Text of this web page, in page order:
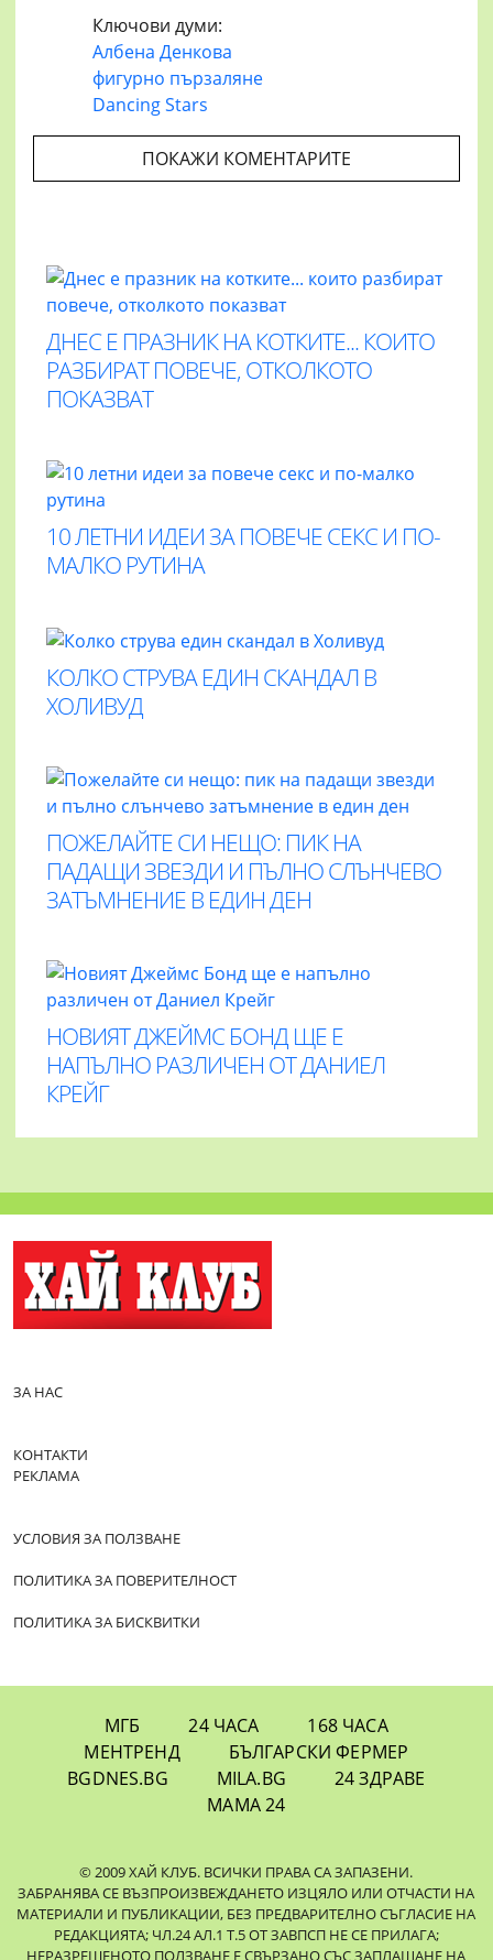
Ключови думи:
Албена Денкова
фигурно пързаляне
Dancing Stars
ПОКАЖИ КОМЕНТАРИТЕ
ДНЕС Е ПРАЗНИК НА КОТКИТЕ... КОИТО
РАЗБИРАТ ПОВЕЧЕ, ОТКОЛКОТО
ПОКАЗВАТ
10 ЛЕТНИ ИДЕИ ЗА ПОВЕЧЕ СЕКС И ПО-
МАЛКО РУТИНА
КОЛКО СТРУВА ЕДИН СКАНДАЛ В
ХОЛИВУД
ПОЖЕЛАЙТЕ СИ НЕЩО: ПИК НА
ПАДАЩИ ЗВЕЗДИ И ПЪЛНО СЛЪНЧЕВО
ЗАТЪМНЕНИЕ В ЕДИН ДЕН
НОВИЯТ ДЖЕЙМС БОНД ЩЕ Е
НАПЪЛНО РАЗЛИЧЕН ОТ ДАНИЕЛ
КРЕЙГ
ЗА НАС
КОНТАКТИ
РЕКЛАМА
УСЛОВИЯ ЗА ПОЛЗВАНЕ
ПОЛИТИКА ЗА ПОВЕРИТЕЛНОСТ
ПОЛИТИКА ЗА БИСКВИТКИ
МГБ 24 ЧАСА
168 ЧАСА
МЕНТРЕНД
БЪЛГАРСКИ ФЕРМЕР
BGDNES.BG
MILA.BG
24 ЗДРАВЕ
МАМА 24
© 2009 ХАЙ КЛУБ. ВСИЧКИ ПРАВА СА ЗАПАЗЕНИ.
ЗАБРАНЯВА СЕ ВЪЗПРОИЗВЕЖДАНЕТО ИЗЦЯЛО ИЛИ ОТЧАСТИ НА
МАТЕРИАЛИ И ПУБЛИКАЦИИ, БЕЗ ПРЕДВАРИТЕЛНО СЪГЛАСИЕ НА
РЕДАКЦИЯТА; ЧЛ.24 АЛ.1 Т.5 ОТ ЗАВПСП НЕ СЕ ПРИЛАГА;
НЕРАЗРЕШЕНОТО ПОЛЗВАНЕ Е СВЪРЗАНО СЪС ЗАПЛАЩАНЕ НА